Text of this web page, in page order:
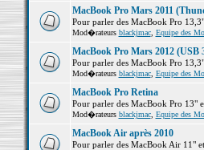
MacBook Pro Mars 2011
Pour parler des MacBook Pro
Mod�rateurs blackjmac, Equipe des
MacBook Pro Mars 2012 (USB
Pour parler des MacBook Pro
Mod�rateurs blackjmac, Equipe des
MacBook Pro Retina
Pour parler des MacBook Pro 13"
Mod�rateurs blackjmac, Equipe des
MacBook Air après 2010
Pour parler des MacBook Air 11"